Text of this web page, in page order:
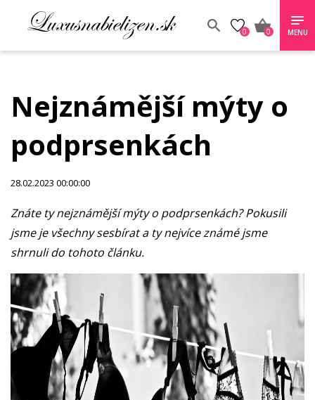
0 0 MENU
Nejznámější mýty o
podprsenkách
28.02.2023 00:00:00
Znáte ty nejznámější mýty o podprsenkách? Pokusili
jsme je všechny sesbírat a ty nejvíce známé jsme
shrnuli do tohoto článku.